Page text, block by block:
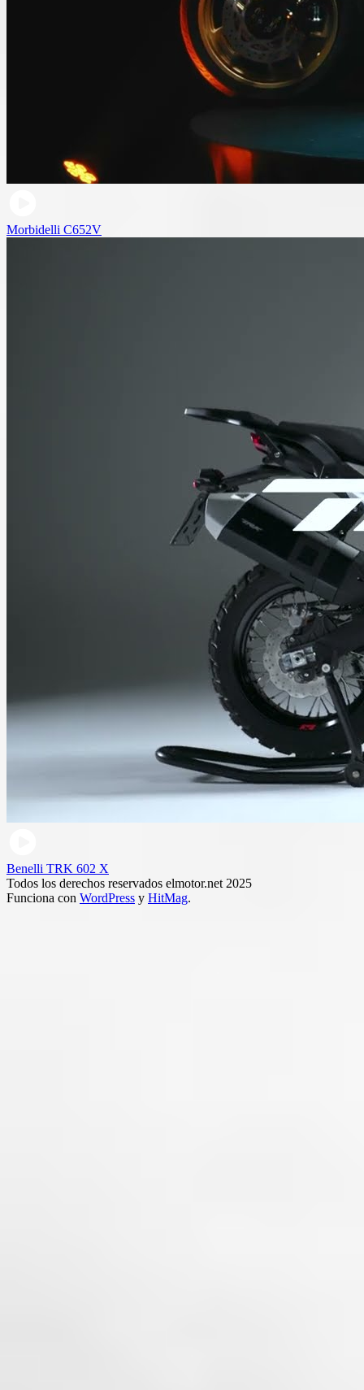
Morbidelli C652V
Benelli TRK 602 X
Todos los derechos reservados elmotor.net 2025
Funciona con WordPress y HitMag.